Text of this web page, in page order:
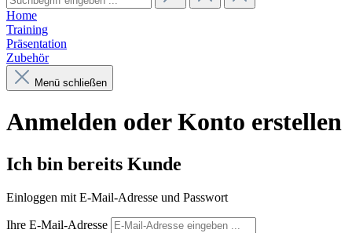
Home
Training
Präsentation
Zubehör
Menü schließen
Anmelden oder Konto erstellen
Ich bin bereits Kunde
Einloggen mit E-Mail-Adresse und Passwort
Ihre E-Mail-Adresse